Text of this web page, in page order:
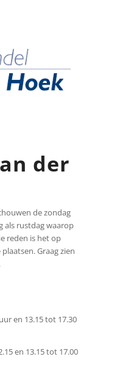
der
de zondag
als rustdag waarop
reden is het op
Graag zien
en 13.15 tot 17.30
en 13.15 tot 17.00